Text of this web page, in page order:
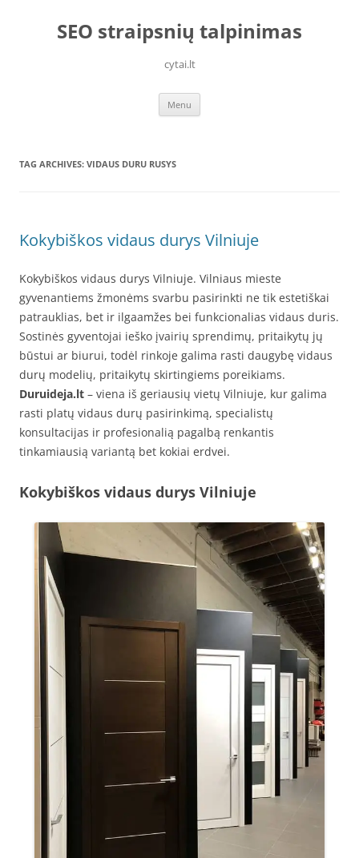
contentSEO straipsnių talpinimas
cytai.lt
Menu
TAG ARCHIVES: VIDAUS DURU RUSYS
Kokybiškos vidaus durys Vilniuje
Kokybiškos vidaus durys Vilniuje. Vilniaus mieste
gyvenantiems žmonėms svarbu pasirinkti ne tik estetiškai
patrauklias, bet ir ilgaamžes bei funkcionalias vidaus duris.
Sostinės gyventojai ieško įvairių sprendimų, pritaikytų jų
būstui ar biurui, todėl rinkoje galima rasti daugybę vidaus
durų modelių, pritaikytų skirtingiems poreikiams.
Duruideja.lt – viena iš geriausių vietų Vilniuje, kur galima
rasti platų vidaus durų pasirinkimą, specialistų
konsultacijas ir profesionalią pagalbą renkantis
tinkamiausią variantą bet kokiai erdvei.
Kokybiškos vidaus durys Vilniuje